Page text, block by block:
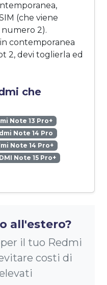
(che viene
2).
contemporanea
2, devi toglierla ed
che
Note 13 Pro+
Note 14 Pro
Note 14 Pro+
Note 15 Pro+
all'estero?
il tuo Redmi
costi di